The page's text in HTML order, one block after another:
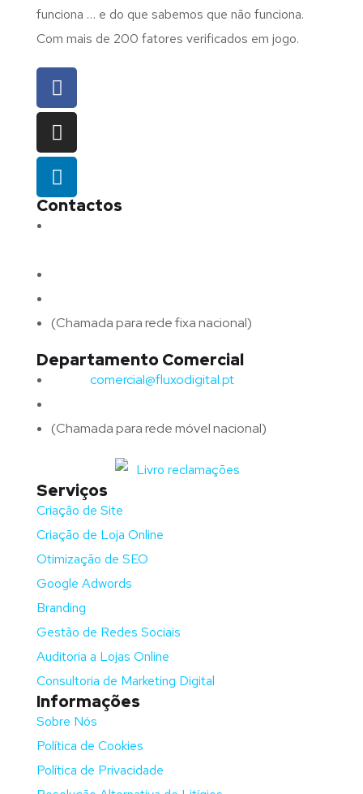
funciona … e do que sabemos que não funciona.
Com mais de 200 fatores verificados em jogo.
Contactos
(Chamada para rede fixa nacional)
Departamento Comercial
comercial@fluxodigital.pt
(Chamada para rede móvel nacional)
Serviços
Criação de Site
Criação de Loja Online
Otimização de SEO
Google Adwords
Branding
Gestão de Redes Sociais
Auditoria a Lojas Online
Consultoria de Marketing Digital
Informações
Sobre Nós
Política de Cookies
Política de Privacidade